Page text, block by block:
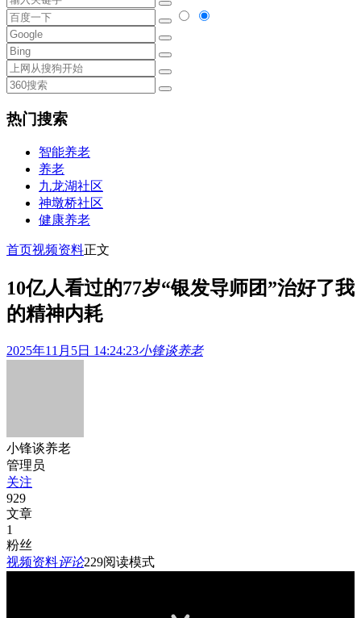
热门搜索
智能养老
养老
九龙湖社区
神墩桥社区
健康养老
首页视频资料正文
10亿人看过的77岁“银发导师团”治好了我
的精神内耗
2025年11月5日 14:24:23小锋谈养老
小锋谈养老
管理员
关注
929
文章
1
粉丝
视频资料评论229阅读模式